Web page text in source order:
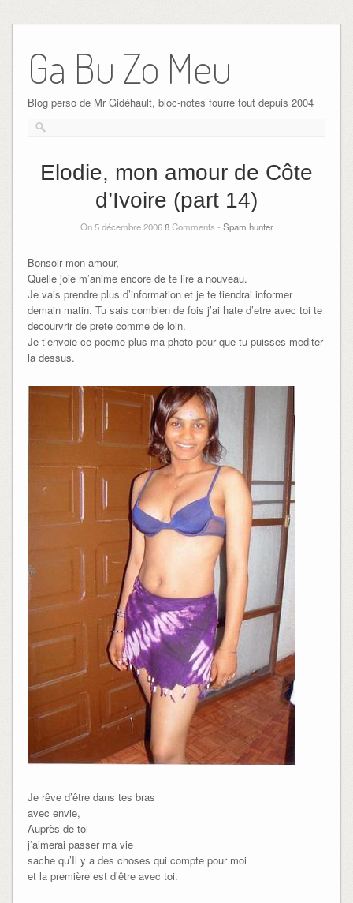
Ga Bu Zo Meu
Blog perso de Mr Gidéhault, bloc-notes fourre tout depuis 2004
Elodie, mon amour de Côte
d’Ivoire (part 14)
On 5 décembre 20068Comments - Spam hunter
Bonsoir mon amour,
Quelle joie m’anime encore de te lire a nouveau.
Je vais prendre plus d’information et je te tiendrai informer
demain matin. Tu sais combien de fois j’ai hate d’etre avec toi te
decourvrir de prete comme de loin.
Je t’envoie ce poeme plus ma photo pour que tu puisses mediter
la dessus.
Je rêve d’être dans tes bras
avec envie,
Auprès de toi
j’aimerai passer ma vie
sache qu’Il y a des choses qui compte pour moi
et la première est d’être avec toi.